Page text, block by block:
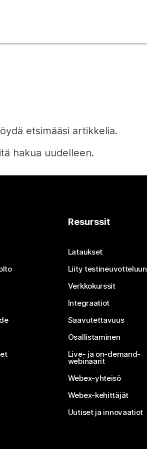
etsimääsi artikkelia.
hakua uudelleen.
Resurssit
Lataukset
Liity testineuvotteluun
Verkkokurssit
Integraatiot
Saavutettavuus
Osallistaminen
Live- ja on-demand-
webinaarit
Webex-yhteisö
Webex-kehittäjät
Uutiset ja innovaatiot